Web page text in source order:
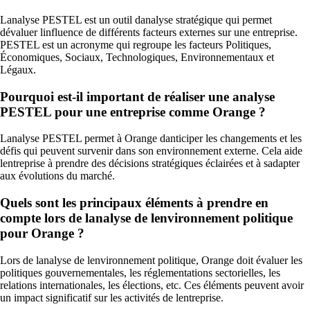
Lanalyse PESTEL est un outil danalyse stratégique qui permet
dévaluer linfluence de différents facteurs externes sur une entreprise.
PESTEL est un acronyme qui regroupe les facteurs Politiques,
Économiques, Sociaux, Technologiques, Environnementaux et
Légaux.
Pourquoi est-il important de réaliser une analyse
PESTEL pour une entreprise comme Orange ?
Lanalyse PESTEL permet à Orange danticiper les changements et les
défis qui peuvent survenir dans son environnement externe. Cela aide
lentreprise à prendre des décisions stratégiques éclairées et à sadapter
aux évolutions du marché.
Quels sont les principaux éléments à prendre en
compte lors de lanalyse de lenvironnement politique
pour Orange ?
Lors de lanalyse de lenvironnement politique, Orange doit évaluer les
politiques gouvernementales, les réglementations sectorielles, les
relations internationales, les élections, etc. Ces éléments peuvent avoir
un impact significatif sur les activités de lentreprise.